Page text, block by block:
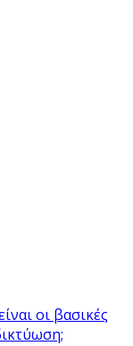
οι βασικές